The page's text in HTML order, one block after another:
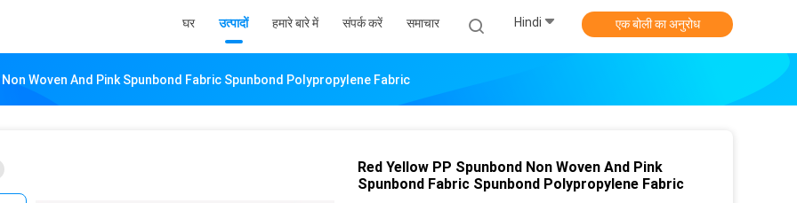
घर उत्पादों हमारे बारे में संपर्क करें समाचार Hindi एक बोली का अनुरोध
Woven And Pink Spunbond Fabric Spunbond Polypropylene Fabric
Red Yellow PP Spunbond Non Woven And Pink
Spunbond Fabric Spunbond Polypropylene Fabric